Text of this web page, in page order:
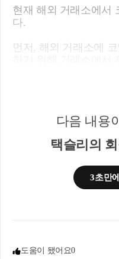
현재 해외 거래소에서
다.
먼저, 해외 거래소에
USDT로 쌓입니다.
제 계정에 쌓인 USDT
해야합니다
다음 내용
택슬리의
3초만
도움이 됐어요0